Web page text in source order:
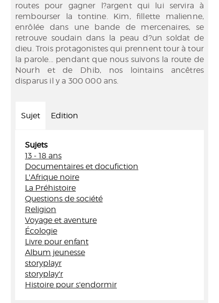
routes pour gagner l?argent qui lui servira à
rembourser la tontine. Kim, fillette malienne,
enrôlée dans une bande de mercenaires, se
retrouve soudain dans la peau d?un soldat de
dieu. Trois protagonistes qui prennent tour à tour
la parole... pendant que nous suivons la route de
Nourh et de Dhib, nos lointains ancêtres
disparus il y a 300 000 ans.
Sujet Edition
Sujets
13 - 18 ans
Documentaires et docufiction
L'Afrique noire
La Préhistoire
Questions de société
Religion
Voyage et aventure
Écologie
Livre pour enfant
Album jeunesse
storyplayr
storyplay'r
Histoire pour s'endormir